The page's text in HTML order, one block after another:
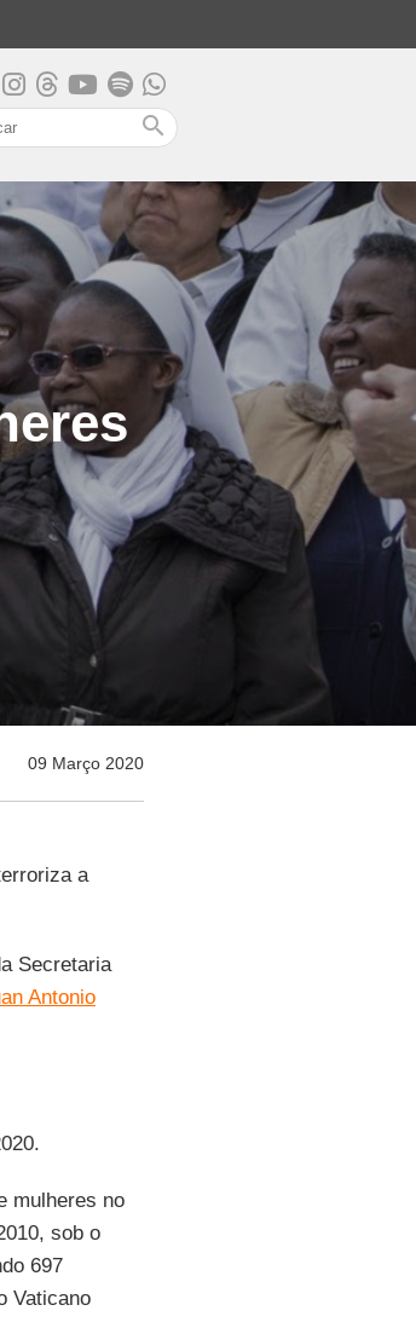
search
09 Março 2020
a
Secretaria
Antonio
mulheres no
sob o
697
Vaticano